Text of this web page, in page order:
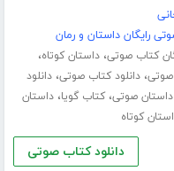
رایگان داستان و رمان
کتاب صوتی،داستان کوتاه،
،دانلود کتاب صوتی،دانلود
داستان صوتی،کتاب گویا،داستان
کوتاه
دانلود کتاب صوتی